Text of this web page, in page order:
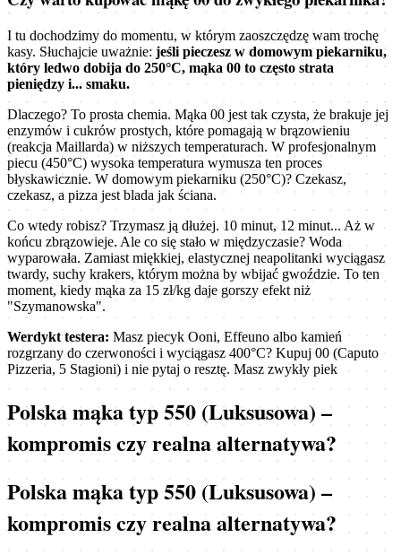
I tu dochodzimy do momentu, w którym zaoszczędzę wam trochę
kasy. Słuchajcie uważnie:jeśli pieczesz w domowym piekarniku,
który ledwo dobija do 250°C, mąka 00 to często strata
pieniędzy i... smaku.
Dlaczego? To prosta chemia. Mąka 00 jest tak czysta, że brakuje jej
enzymów i cukrów prostych, które pomagają w brązowieniu
(reakcja Maillarda) w niższych temperaturach. W profesjonalnym
piecu (450°C) wysoka temperatura wymusza ten proces
błyskawicznie. W domowym piekarniku (250°C)? Czekasz,
czekasz, a pizza jest blada jak ściana.
Co wtedy robisz? Trzymasz ją dłużej. 10 minut, 12 minut... Aż w
końcu zbrązowieje. Ale co się stało w międzyczasie? Woda
wyparowała. Zamiast miękkiej, elastycznej neapolitanki wyciągasz
twardy, suchy krakers, którym można by wbijać gwoździe. To ten
moment, kiedy mąka za 15 zł/kg daje gorszy efekt niż
"Szymanowska".
Werdykt testera: Masz piecyk Ooni, Effeuno albo kamień
rozgrzany do czerwoności i wyciągasz 400°C? Kupuj 00 (Caputo
Pizzeria, 5 Stagioni) i nie pytaj o resztę. Masz zwykły piek
Polska mąka typ 550 (Luksusowa) –
kompromis czy realna alternatywa?
Polska mąka typ 550 (Luksusowa) –
kompromis czy realna alternatywa?